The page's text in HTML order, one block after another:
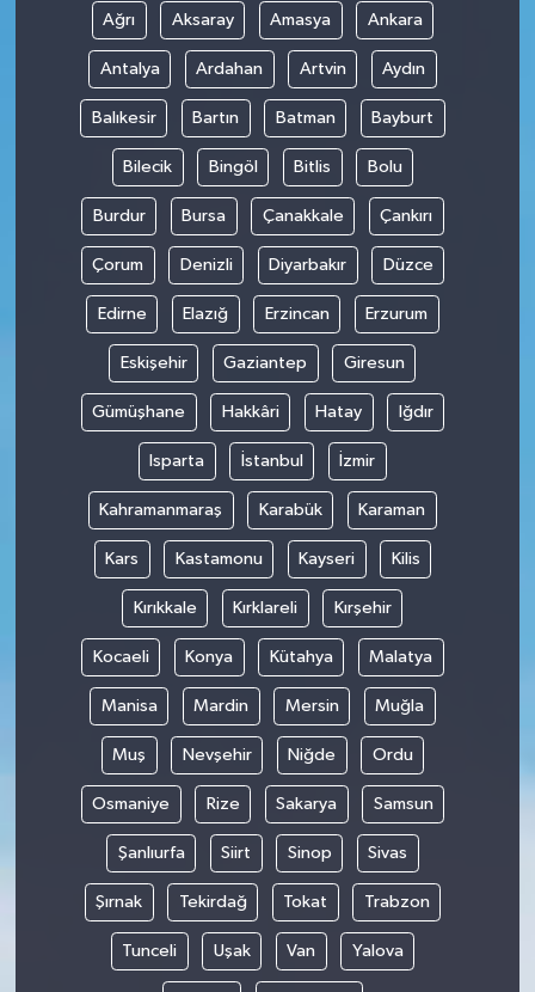
Ağrı Aksaray Amasya Ankara
Antalya Ardahan Artvin Aydın
Balıkesir Bartın Batman Bayburt
Bilecik Bingöl Bitlis Bolu
Burdur Bursa Çanakkale Çankırı
Çorum Denizli Diyarbakır Düzce
Edirne Elazığ Erzincan Erzurum
Eskişehir Gaziantep Giresun
Gümüşhane Hakkâri Hatay Iğdır
Isparta İstanbul İzmir
Kahramanmaraş Karabük Karaman
Kars Kastamonu Kayseri Kilis
Kırıkkale Kırklareli Kırşehir
Kocaeli Konya Kütahya Malatya
Manisa Mardin Mersin Muğla
Muş Nevşehir Niğde Ordu
Osmaniye Rize Sakarya Samsun
Şanlıurfa Siirt Sinop Sivas
Şırnak Tekirdağ Tokat Trabzon
Tunceli Uşak Van Yalova